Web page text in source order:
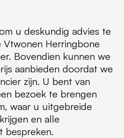
u deskundig advies te
Vtwonen Herringbone
Bovendien kunnen we
aanbieden doordat we
zijn. U bent van
bezoek te brengen
waar u uitgebreide
en alle
bespreken.